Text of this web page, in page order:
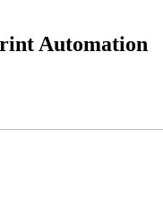
Automation